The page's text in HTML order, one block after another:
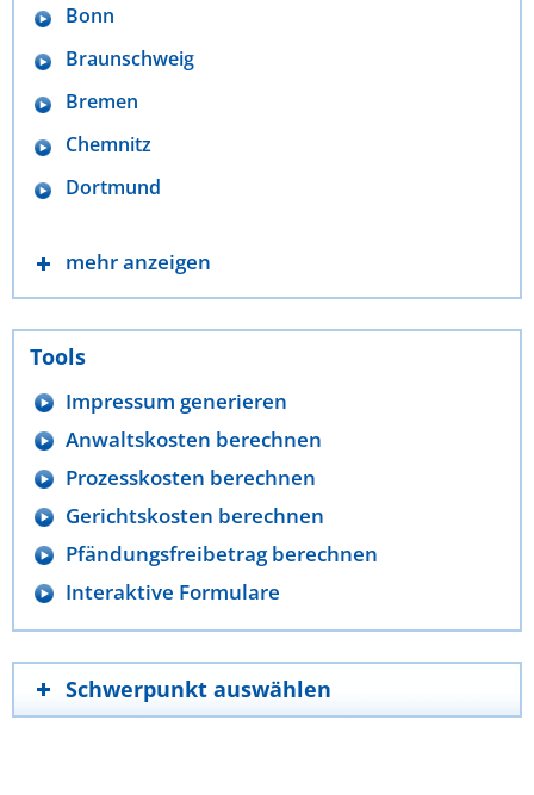
Bonn
Braunschweig
Bremen
Chemnitz
Dortmund
mehr anzeigen
Tools
Impressum generieren
Anwaltskosten berechnen
Prozesskosten berechnen
Gerichtskosten berechnen
Pfändungsfreibetrag berechnen
Interaktive Formulare
Schwerpunkt auswählen